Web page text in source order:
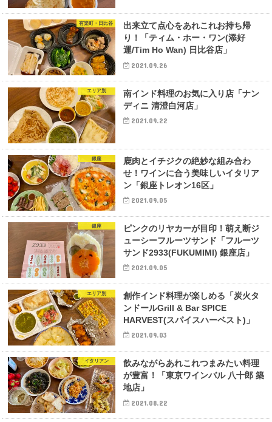
有楽町・日比谷
出来立て点心をあれこれお持ち帰
り！「ティム・ホー・ワン(添好
運/Tim Ho Wan) 日比谷店」
2021.09.26
エリア別
南インド料理のお気に入り店「ナン
ディニ 清澄白河店」
2021.09.22
銀座
鹿肉とイチジクの絶妙な組み合わ
せ！ワインに合う美味しいイタリア
ン「銀座トレオン16区」
2021.09.05
銀座
ピンクのリヤカーが目印！萌え断ジ
ューシーフルーツサンド「フルーツ
サンド2933(FUKUMIMI) 銀座店」
2021.09.05
エリア別
創作インド料理が楽しめる「炭火タ
ンドールGrill & Bar SPICE
HARVEST(スパイスハーベスト)」
2021.09.03
イタリアン
飲みながらあれこれつまみたい料理
が豊富！「東京ワインバル 八十郎 築
地店」
2021.08.22